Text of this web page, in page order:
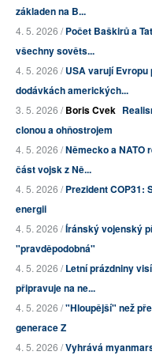
základen na B...
4. 5. 2026 /Počet Baškirů a
všechny sověts...
4. 5. 2026 /USA varují
dodávkách amerických...
3. 5. 2026 /Boris Cvek
clonou a ohňostrojem
4. 5. 2026 /Německo a NATO
část vojsk z Ně...
4. 5. 2026 /Prezident
energii
4. 5. 2026 /Íránský vojenský
"pravděpodobná"
4. 5. 2026 /Letní prázdniny
připravuje na ne...
4. 5. 2026 /"Hloupější" než
generace Z
4. 5. 2026 /Vyhrává